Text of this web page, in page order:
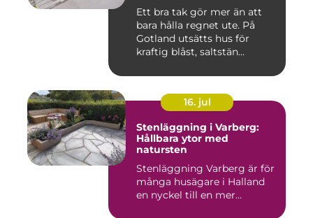
Ett bra tak gör mer än att
bara hålla regnet ute. På
Gotland utsätts hus för
kraftig blåst, saltstän...
16. jul
Stenläggning i Varberg:
Hållbara ytor med
natursten
Stenläggning Varberg är för
många husägare i Halland
en nyckel till en mer...